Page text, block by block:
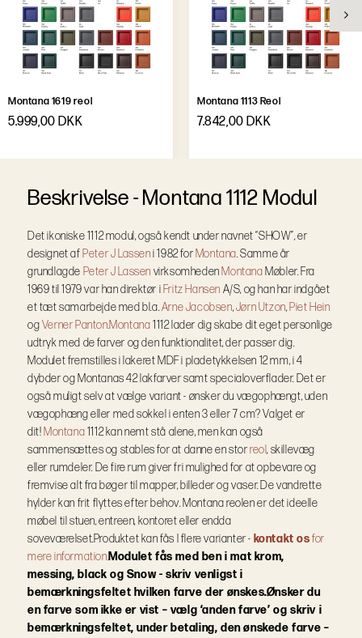
Montana 1619 reol
5.999,00 DKK
Montana 1113 Reol
7.842,00 DKK
Beskrivelse-Montana 1112 Modul
Det ikoniske 1112 modul, også kendt under navnet “SHOW”, er
designet af Peter J Lasseni 1982 for Montana. Samme år
grundlagde Peter J Lassen virksomheden Montana Møbler. Fra
1969 til 1979 var han direktør i Fritz Hansen A/S, og han har indgået
et tæt samarbejde med bl.a.Arne Jacobsen,Jørn Utzon,Piet Hein
ogVerner Panton.Montana1112 lader dig skabe dit eget personlige
udtryk med de farver og den funktionalitet, der passer dig.
Modulet fremstilles i lakeret MDF i pladetykkelsen 12 mm, i 4
dybder og Montanas 42 lakfarver samt specialoverflader. Det er
også muligt selv at vælge variant - ønsker du vægophængt, uden
vægophæng eller med sokkel i enten 3 eller 7 cm? Valget er
dit! Montana1112 kan nemt stå alene, men kan også
sammensættes og stables for at danne en storreol, skillevæg
eller rumdeler. De fire rum giver fri mulighed for at opbevare og
fremvise alt fra bøger til mapper, billeder og vaser. De vandrette
hylder kan frit flyttes efter behov. Montana reolen er det ideelle
møbel til stuen, entreen, kontoret eller endda
soveværelset.Produktet kan fås I flere varianter - kontakt osfor
mere information.Modulet fås med ben i mat krom,
messing, black og Snow - skriv venligst i
bemærkningsfeltet hvilken farve der ønskes.Ønsker du
en farve som ikke er vist – vælg ‘anden farve’ og skriv i
bemærkningsfeltet, under betaling, den ønskede farve –